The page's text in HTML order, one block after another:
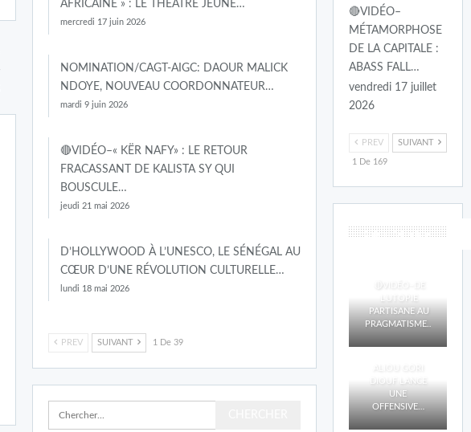
AFRICAINE » : LE THÉÂTRE JEUNE…
mercredi 17 juin 2026
NOMINATION/CAGT-AIGC: DAOUR MALICK
NDOYE, NOUVEAU COORDONNATEUR…
mardi 9 juin 2026
🔴VIDÉO–« KËR NAFY» : LE RETOUR
FRACASSANT DE KALISTA SY QUI
BOUSCULE…
jeudi 21 mai 2026
D’HOLLYWOOD À L’UNESCO, LE SÉNÉGAL AU
CŒUR D’UNE RÉVOLUTION CULTURELLE…
lundi 18 mai 2026
PREV SUIVANT 1 De 39
🔴VIDÉO–
MÉTAMORPHOSE
DE LA CAPITALE :
ABASS FALL…
vendredi 17 juillet
2026
PREV SUIVANT
1 De 169
DakarMedias
L’UTOPIE
PARTISANE AU
PRAGMATISME…
DIOUF LANCE
UNE
OFFENSIVE…